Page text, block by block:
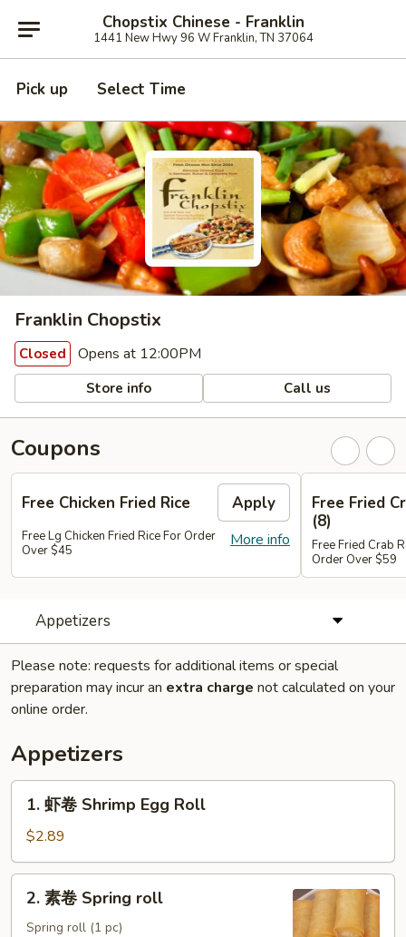
Chopstix Chinese - Franklin
1441 New Hwy 96 W Franklin, TN 37064
Pick up Select Time
Franklin Chopstix
Closed Opens at 12:00PM
Store info Call us
Coupons
Free Chicken Fried Rice Apply
More info
Free Lg Chicken Fried Rice For Order
Over $45
Free Fried
(8)
Free Fried Crab
Order Over $59
Appetizers
Please note: requests for additional items or special
preparation may incur an extra charge not calculated on your
online order.
Appetizers
1.
Shrimp
Egg
Roll
1. 虾卷 Shrimp Egg Roll
$2.89
2.
2. 素卷 Spring roll
Spring roll (1 pc)